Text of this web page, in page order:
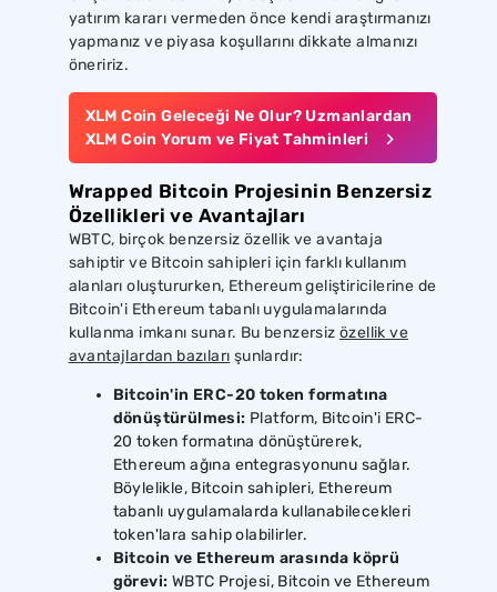
yatırım kararı vermeden önce kendi araştırmanızı
yapmanız ve piyasa koşullarını dikkate almanızı
öneririz.
XLM Coin Geleceği Ne Olur? Uzmanlardan
XLM Coin Yorum ve Fiyat Tahminleri
Wrapped Bitcoin Projesinin Benzersiz
Özellikleri ve Avantajları
WBTC, birçok benzersiz özellik ve avantaja
sahiptir ve Bitcoin sahipleri için farklı kullanım
alanları oluştururken, Ethereum geliştiricilerine de
Bitcoin'i Ethereum tabanlı uygulamalarında
kullanma imkanı sunar. Bu benzersiz özellik ve
avantajlardan bazıları şunlardır:
Bitcoin'in ERC-20 token formatına
dönüştürülmesi: Platform, Bitcoin'i ERC-
20 token formatına dönüştürerek,
Ethereum ağına entegrasyonunu sağlar.
Böylelikle, Bitcoin sahipleri, Ethereum
tabanlı uygulamalarda kullanabilecekleri
token'lara sahip olabilirler.
Bitcoin ve Ethereum arasında köprü
görevi: WBTC Projesi, Bitcoin ve Ethereum